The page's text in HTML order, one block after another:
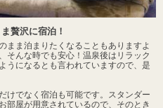
贅沢に宿泊！
まま泊まりたくなることもありますよ
そんな時でも安心！温泉後はリラック
うになるとも言われていますので、是
けでなく宿泊も可能です。スタンダー
部屋が用意されているので、そのとき